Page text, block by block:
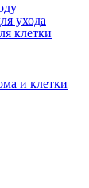
ухода
клетки
и клетки